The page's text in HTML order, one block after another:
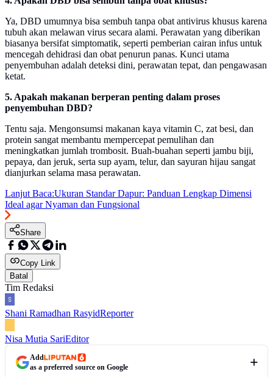
Ya, DBD umumnya bisa sembuh tanpa obat antivirus khusus karena
tubuh akan melawan virus secara alami. Perawatan yang diberikan
biasanya bersifat simptomatik, seperti pemberian cairan infus untuk
mencegah dehidrasi dan obat penurun panas. Kunci utama
penyembuhan adalah deteksi dini, perawatan tepat, dan pengawasan
ketat.
5. Apakah makanan berperan penting dalam proses
penyembuhan DBD?
Tentu saja. Mengonsumsi makanan kaya vitamin C, zat besi, dan
protein sangat membantu mempercepat pemulihan dan
meningkatkan jumlah trombosit. Buah-buahan seperti jambu biji,
pepaya, dan jeruk, serta sup ayam, telur, dan sayuran hijau sangat
dianjurkan selama masa perawatan.
Lanjut Baca:Ukuran Standar Dapur: Panduan Lengkap Dimensi
Ideal agar Nyaman dan Fungsional
Share
Copy Link
Batal
Tim Redaksi
Shani Ramadhan RasyidReporter
Nisa Mutia SariEditor
Add
as a preferred source on Google